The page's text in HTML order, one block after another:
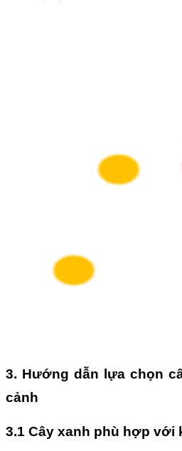
3. Hướng dẫn lựa chọn
cảnh
3.1 Cây xanh phù hợp với